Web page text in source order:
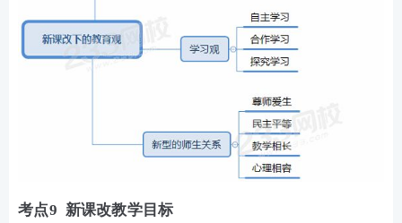
考点9 新课改教学目标